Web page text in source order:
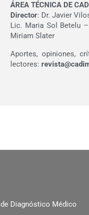
ÁREA TÉCNICA DE
Director: Dr. Javier
Lic. Maria Sol Betelu
Miriam Slater
Aportes, opiniones,
lectores:
Diagnóstico Médico